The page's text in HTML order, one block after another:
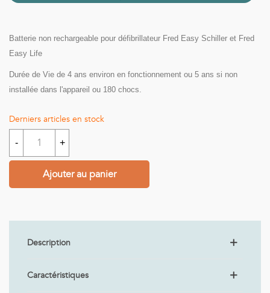
Batterie non rechargeable pour défibrillateur Fred Easy Schiller et Fred
Easy Life
Durée de Vie de 4 ans environ en fonctionnement ou 5 ans si non
installée dans l'appareil ou 180 chocs.
Derniers articles en stock
- +
Ajouter au panier
Description
Caractéristiques